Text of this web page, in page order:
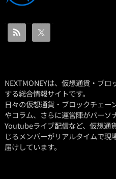
NEXTMONEYは、仮想通貨・ブ
する総合情報サイトです。
日々の仮想通貨・ブロックチェー
やコラム、さらに運営陣がパーソ
Youtubeライブ配信など、仮想通
じるメンバーがリアルタイムで
届けしています。